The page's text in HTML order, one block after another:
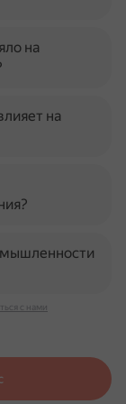
на
на
с нами